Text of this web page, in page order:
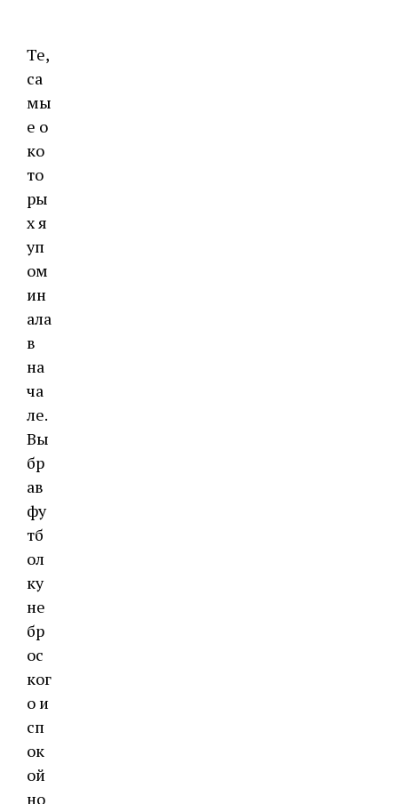
Те,
са
мы
е о
ко
то
ры
х я
уп
ом
ин
ала
в
на
ча
ле.
Вы
бр
ав
фу
тб
ол
ку
не
бр
ос
ког
о и
сп
ок
ой
но